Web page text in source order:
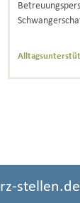
rz-